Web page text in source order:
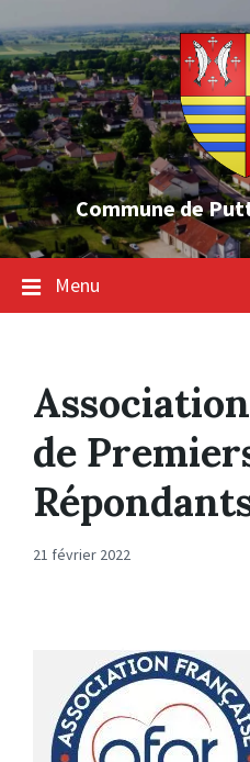
to
content
to
main
navigation
to
footer
Commune de
Menu
de
21 février 2022